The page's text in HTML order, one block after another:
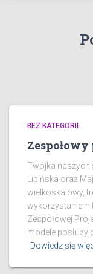
BEZ KATEGORII
Twójka naszych
Lipińska oraz
wielkoskalowy,
wykorzystaniem
Zespołowej
modele posłuży
Dowiedz się